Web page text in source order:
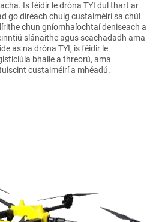
Is féidir le dróna TYI dul thart ar
go díreach chuig custaiméirí sa chúl
chun gníomhaíochtaí deniseach a
slánaithe agus seachadadh ama
as na dróna TYI, is féidir le
bhaile a threorú, ama
custaiméirí a mhéadú.